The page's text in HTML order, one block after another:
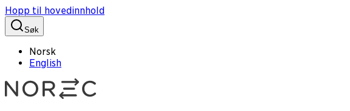
Hopp til hovedinnhold
Søk
Norsk
English